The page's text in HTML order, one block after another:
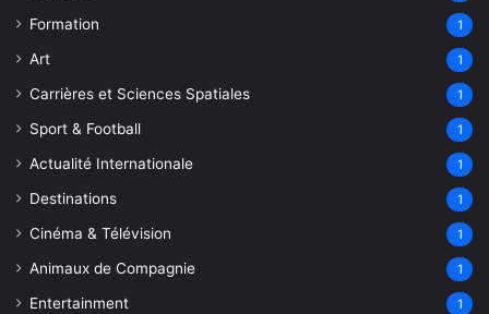
Formation 1
Art 1
Carrières et Sciences Spatiales 1
Sport & Football 1
Actualité Internationale 1
Destinations 1
Cinéma & Télévision 1
Animaux de Compagnie 1
Entertainment 1